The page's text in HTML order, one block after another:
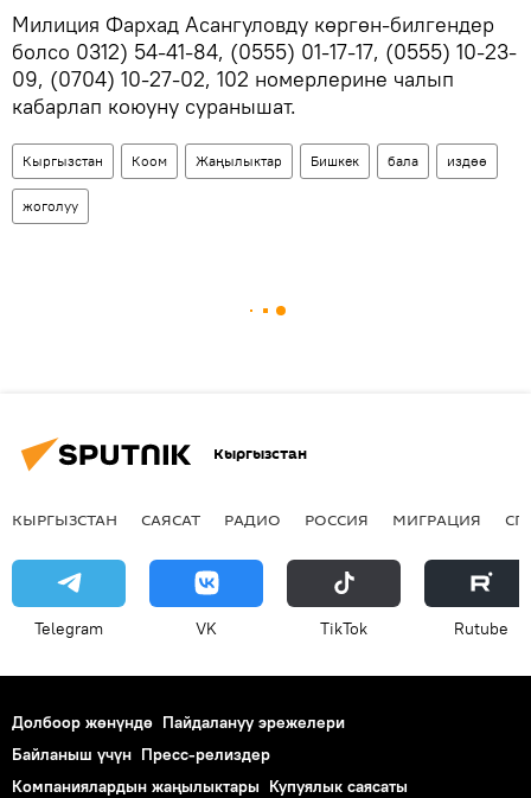
Милиция Фархад Асангуловду көргөн-билгендер
болсо 0312) 54-41-84, (0555) 01-17-17, (0555) 10-23-
09, (0704) 10-27-02, 102 номерлерине чалып
кабарлап коюуну суранышат.
Кыргызстан Коом Жаңылыктар Бишкек бала издөө
жоголуу
Кыргызстан
КЫРГЫЗСТАН САЯСАТ РАДИО РОССИЯ МИГРАЦИЯ
Telegram VK ТikТоk Rutube
Долбоор жөнүндө Пайдалануу эрежелери
Байланыш үчүн Пресс-релиздер
Компаниялардын жаңылыктары Купуялык саясаты